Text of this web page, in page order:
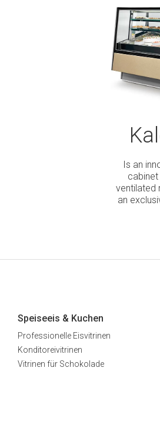
Is an
cabinet
ventilated
an
Speiseeis & Kuchen
Professionelle Eisvitrinen
Konditoreivitrinen
Vitrinen für Schokolade